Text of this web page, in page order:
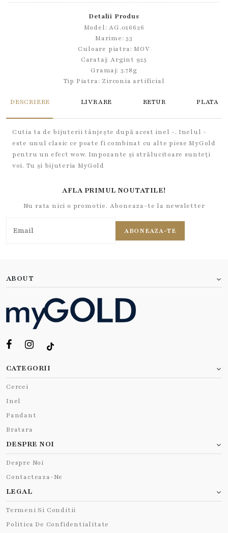
Detalii Produs
Model: AG.016626
Marime: 53
Culoare piatra: MOV
Carataj: Argint 925
Gramaj: 3.78g
Tip Piatra: Zirconia artificial
DESCRIERE LIVRARE RETUR PLATA
Cutia ta de bijuterii tânjește după acest inel -. Inelul -
este unul clasic ce poate fi combinat cu alte piese MyGold
pentru un efect wow. Impozante și strălucitoare sunteți
voi. Tu și bijuteria MyGold
AFLA PRIMUL NOUTATILE!
Nu rata nici o promotie. Aboneaza-te la newsletter
ABONEAZA-TE
ABOUT
CATEGORII
Cercei
Inel
Pandant
Bratara
DESPRE NOI
Despre Noi
Contacteaza-Ne
LEGAL
Termeni Si Conditii
Politica De Confidentialitate